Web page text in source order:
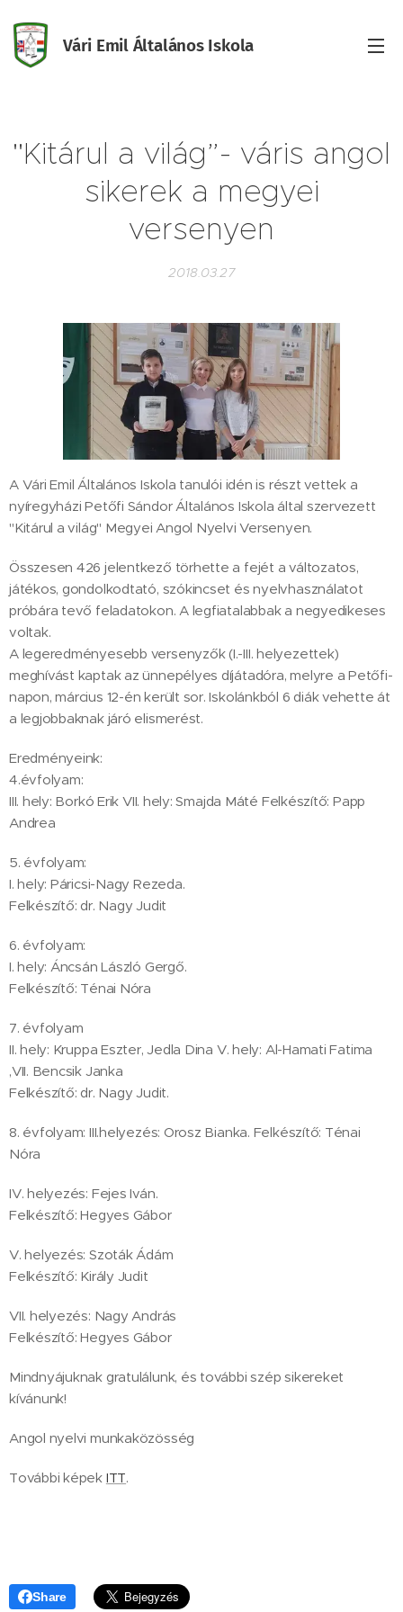
Vári Emil Általános Iskola
"Kitárul a világ”- váris angol
sikerek a megyei
versenyen
2018.03.27
A Vári Emil Általános Iskola tanulói idén is részt vettek a
nyíregyházi Petőfi Sándor Általános Iskola által szervezett
"Kitárul a világ" Megyei Angol Nyelvi Versenyen.
Összesen 426 jelentkező törhette a fejét a változatos,
játékos, gondolkodtató, szókincset és nyelvhasználatot
próbára tevő feladatokon. A legfiatalabbak a negyedikeses
voltak.
A legeredményesebb versenyzők (I.-III. helyezettek)
meghívást kaptak az ünnepélyes díjátadóra, melyre a Petőfi-
napon, március 12-én került sor. Iskolánkból 6 diák vehette át
a legjobbaknak járó elismerést.
Eredményeink:
4.évfolyam:
III. hely: Borkó Erik VII. hely: Smajda Máté Felkészítő: Papp
Andrea
5. évfolyam:
I. hely: Páricsi-Nagy Rezeda.
Felkészítő: dr. Nagy Judit
6. évfolyam:
I. hely: Áncsán László Gergő.
Felkészítő: Ténai Nóra
7. évfolyam
II. hely: Kruppa Eszter, Jedla Dina V. hely: Al-Hamati Fatima
,VII. Bencsik Janka
Felkészítő: dr. Nagy Judit.
8. évfolyam: III.helyezés: Orosz Bianka. Felkészítő: Ténai
Nóra
IV. helyezés: Fejes Iván.
Felkészítő: Hegyes Gábor
V. helyezés: Szoták Ádám
Felkészítő: Király Judit
VII. helyezés: Nagy András
Felkészítő: Hegyes Gábor
Mindnyájuknak gratulálunk, és további szép sikereket
kívánunk!
Angol nyelvi munkaközösség
További képek ITT.
Share